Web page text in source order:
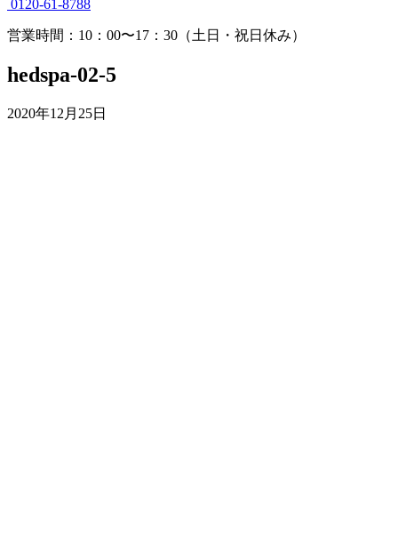
0120-61-8788
営業時間：10：00〜17：30（土日・祝日休み）
hedspa-02-5
2020年12月25日